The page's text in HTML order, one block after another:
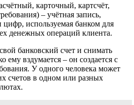
карточный, картсчёт,
– учётная запись,
цифр, используемая банком для
денежных операций клиента.
банковский счет и снимать
ему вздумается – он создается с
У одного человека может
счетов в одном или разных